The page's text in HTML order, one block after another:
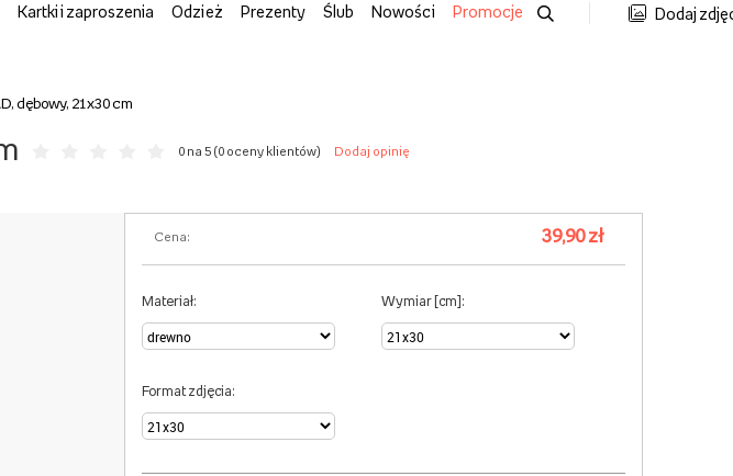
Kartki i zaproszenia Odzież Prezenty Ślub Nowości Promocje Dodaj
dębowy, 21x30 cm
0 na 5 (0 oceny klientów) Dodaj opinię
Cena: 39,90 zł
Materiał: Wymiar [cm]:
Format zdjęcia: